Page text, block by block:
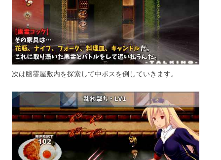
次は幽霊屋敷内を探索して中ボスを倒していきます。